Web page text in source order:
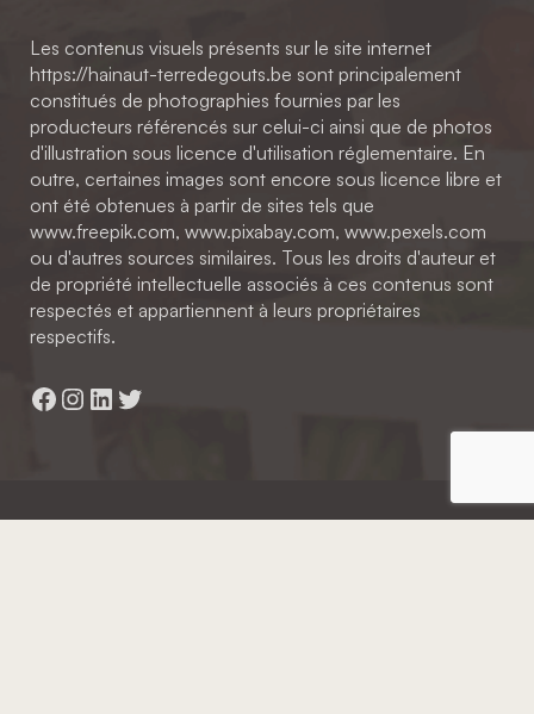
Les contenus visuels présents sur le site internet
https://hainaut-terredegouts.be sont principalement
constitués de photographies fournies par les
producteurs référencés sur celui-ci ainsi que de photos
d'illustration sous licence d'utilisation réglementaire. En
outre, certaines images sont encore sous licence libre et
ont été obtenues à partir de sites tels que
www.freepik.com, www.pixabay.com, www.pexels.com
ou d'autres sources similaires. Tous les droits d'auteur et
de propriété intellectuelle associés à ces contenus sont
respectés et appartiennent à leurs propriétaires
respectifs.
Facebook
Instagram
LinkedIn
Twitter